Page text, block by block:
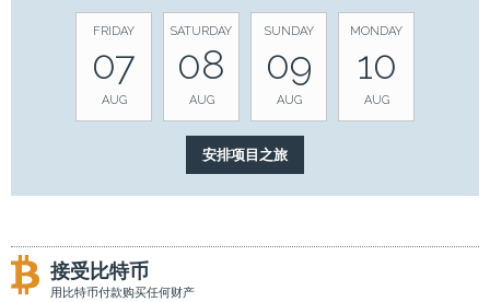
FRIDAY
07
AUG
SATURDAY
08
AUG
SUNDAY
09
AUG
MONDAY
10
AUG
接受比特币
用比特币付款购买任何财产